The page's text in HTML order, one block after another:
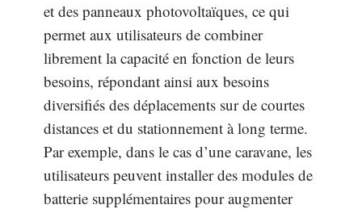
et des panneaux photovoltaïques, ce qui
permet aux utilisateurs de combiner
librement la capacité en fonction de leurs
besoins, répondant ainsi aux besoins
diversifiés des déplacements sur de courtes
distances et du stationnement à long terme.
Par exemple, dans le cas d’une caravane, les
utilisateurs peuvent installer des modules de
batterie supplémentaires pour augmenter